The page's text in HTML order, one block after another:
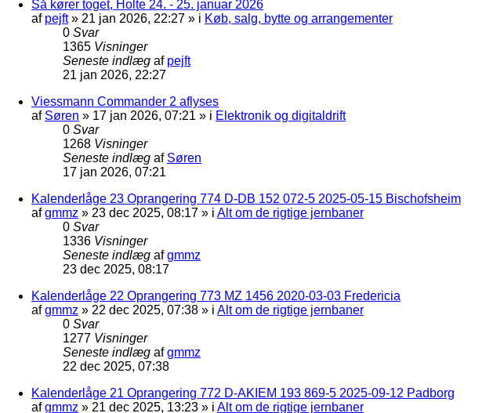
Så kører toget, Holte 24. - 25. januar 2026
af pejft» 21 jan 2026, 22:27 » i Køb, salg, bytte og arrangementer
0 Svar
1365 Visninger
Seneste indlæg af pejft
21 jan 2026, 22:27
Viessmann Commander 2 aflyses
af Søren » 17 jan 2026, 07:21 » i Elektronik og digitaldrift
0 Svar
1268 Visninger
Seneste indlæg af Søren
17 jan 2026, 07:21
Kalenderlåge 23 Oprangering 774 D-DB 152 072-5 2025-05-15 Bischofsheim
afgmmz » 23 dec 2025, 08:17 » i Alt om de rigtige jernbaner
0 Svar
1336 Visninger
Seneste indlæg afgmmz
23 dec 2025, 08:17
Kalenderlåge 22 Oprangering 773 MZ 1456 2020-03-03 Fredericia
afgmmz » 22 dec 2025, 07:38 » i Alt om de rigtige jernbaner
0 Svar
1277 Visninger
Seneste indlæg afgmmz
22 dec 2025, 07:38
Kalenderlåge 21 Oprangering 772 D-AKIEM 193 869-5 2025-09-12 Padborg
afgmmz » 21 dec 2025, 13:23 » i Alt om de rigtige jernbaner